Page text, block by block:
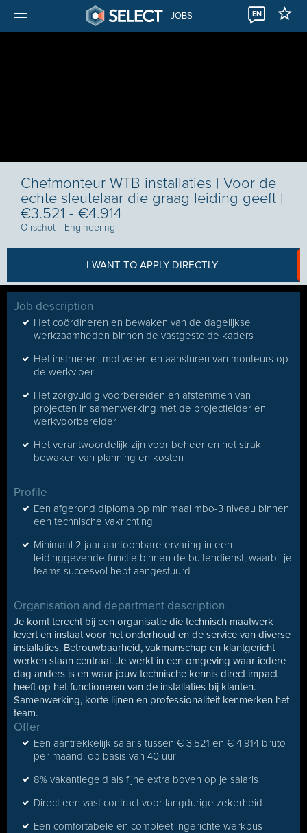
JOBS EN
Chefmonteur WTB installaties | Voor de
echte sleutelaar die graag leiding geeft |
€3.521 - €4.914
Oirschot I Engineering
I WANT TO APPLY DIRECTLY
Job description
Het coördineren en bewaken van de dagelijkse
werkzaamheden binnen de vastgestelde kaders
Het instrueren, motiveren en aansturen van monteurs op
de werkvloer
Het zorgvuldig voorbereiden en afstemmen van
projecten in samenwerking met de projectleider en
werkvoorbereider
Het verantwoordelijk zijn voor beheer en het strak
bewaken van planning en kosten
Profile
Een afgerond diploma op minimaal mbo-3 niveau binnen
een technische vakrichting
Minimaal 2 jaar aantoonbare ervaring in een
leidinggevende functie binnen de buitendienst, waarbij je
teams succesvol hebt aangestuurd
Organisation and department description
Je komt terecht bij een organisatie die technisch maatwerk
levert en instaat voor het onderhoud en de service van diverse
installaties. Betrouwbaarheid, vakmanschap en klantgericht
werken staan centraal. Je werkt in een omgeving waar iedere
dag anders is en waar jouw technische kennis direct impact
heeft op het functioneren van de installaties bij klanten.
Samenwerking, korte lijnen en professionaliteit kenmerken het
team.
Offer
Een aantrekkelijk salaris tussen € 3.521 en € 4.914 bruto
per maand, op basis van 40 uur
8% vakantiegeld als fijne extra boven op je salaris
Direct een vast contract voor langdurige zekerheid
Een comfortabele en compleet ingerichte werkbus